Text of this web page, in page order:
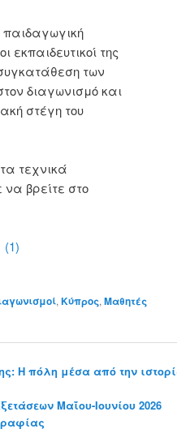
της
των
διαγωνισμό και
στέγη του
τεχνικά
να βρείτε στο
, Κύπρος, Μαθητές
Η πόλη μέσα από την
Μαΐου-Ιουνίου 2026